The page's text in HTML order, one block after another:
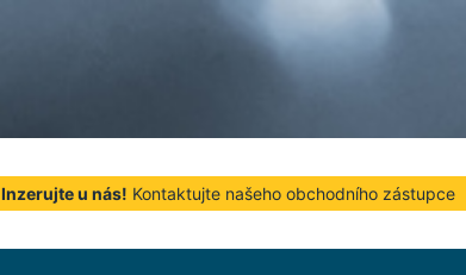
Inzerujte u nás! Kontaktujte našeho obchodního zástupce